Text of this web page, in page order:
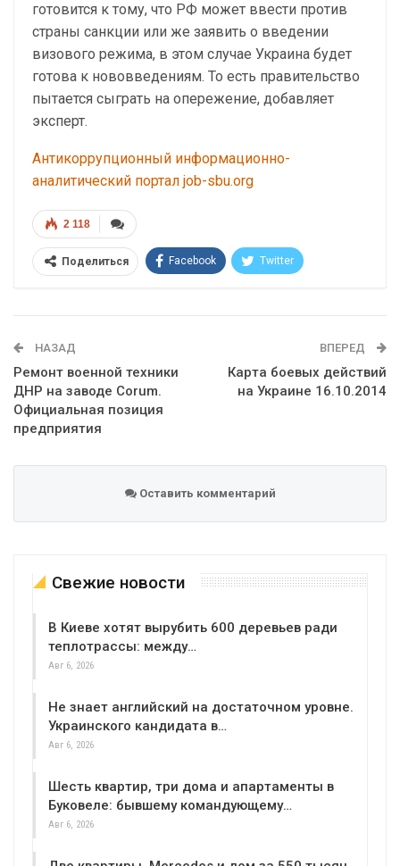
готовится к тому, что РФ может ввести против
страны санкции или же заявить о введении
визового режима, в этом случае Украина будет
готова к нововведениям. То есть правительство
пытается сыграть на опережение, добавляет
эксперт.
Антикоррупционный информационно-
аналитический портал job-sbu.org
2 118
Поделиться Facebook Twitter
НАЗАД
Ремонт военной техники
ДНР на заводе Corum.
Официальная позиция
предприятия
ВПЕРЕД
Карта боевых действий
на Украине 16.10.2014
Оставить комментарий
Свежие новости
В Киеве хотят вырубить 600 деревьев ради
теплотрассы: между…
Авг 6, 2026
Не знает английский на достаточном уровне.
Украинского кандидата в…
Авг 6, 2026
Шесть квартир, три дома и апартаменты в
Буковеле: бывшему командующему…
Авг 6, 2026